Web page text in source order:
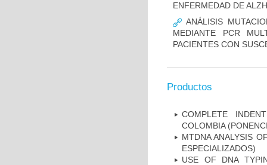
ENFERMEDAD DE
ANÁLISIS
MEDIANTE PCR
PACIENTES CON
Productos
COMPLETE
COLOMBIA
MTDNA ANALYSIS
ESPECIALIZADOS)
USE OF DNA